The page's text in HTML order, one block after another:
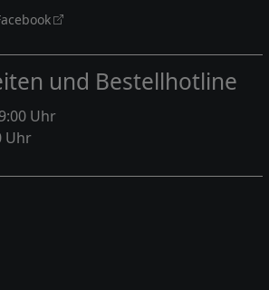
und Bestellhotline
Uhr
Uhr